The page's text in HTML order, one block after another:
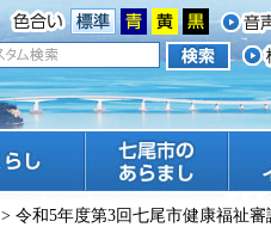
七尾市のあらまし 観光
> 令和5年度第3回七尾市健康福祉